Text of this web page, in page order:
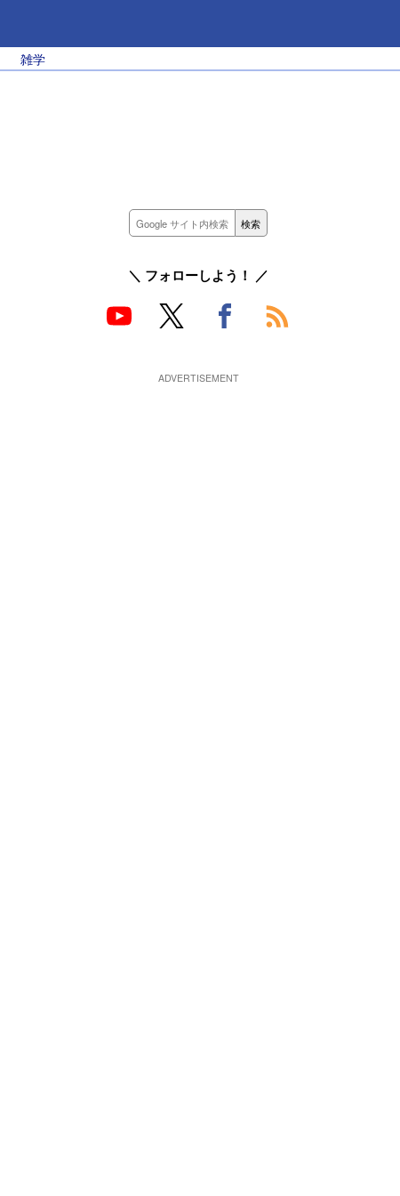
雑学
＼ フォローしよう！ ／